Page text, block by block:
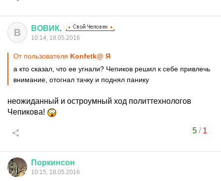
В ВОВИК.
10:14, 18.05.2016
От пользователя Konfetk@ Я
а кто сказал, что ее угнали? Чепиков решил к себе привлечь
внимание, отогнал тачку и поднял панику
неожиданный и остроумный ход политтехнологов
Чепикова!
5/ 1
Поркинсон
10:15, 18.05.2016